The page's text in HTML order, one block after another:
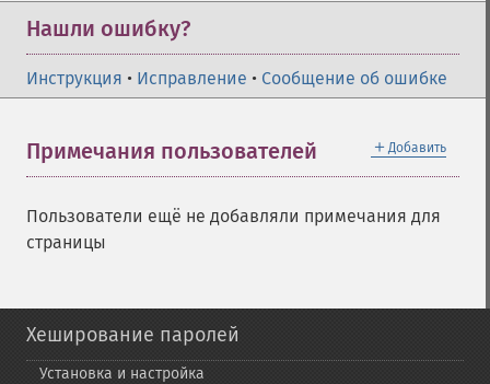
Нашли ошибку?
Инструкция • Исправление • Сообщение об ошибке
＋ Добавить
Примечания пользователей
Пользователи ещё не добавляли примечания для
страницы
Хеширование паролей
Установка и настройка